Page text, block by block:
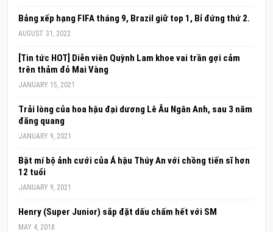
Bảng xếp hạng FIFA tháng 9, Brazil giữ top 1, Bỉ đứng thứ 2.
AUGUST 31, 2022
[Tin tức HOT] Diễn viên Quỳnh Lam khoe vai trần gợi cảm
trên thảm đỏ Mai Vàng
JANUARY 15, 2021
Trải lòng của hoa hậu đại dương Lê Âu Ngân Anh, sau 3 năm
đăng quang
JANUARY 9, 2021
Bật mí bộ ảnh cưới của Á hậu Thúy An với chồng tiến sĩ hơn
12 tuổi
JANUARY 9, 2021
Henry (Super Junior) sắp đặt dấu chấm hết với SM
MAY 4, 2018